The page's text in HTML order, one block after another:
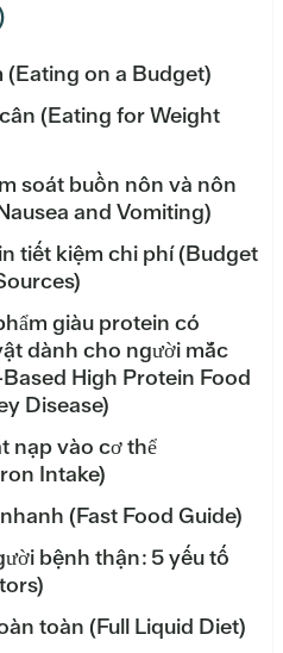
on a Budget)
(Eating for Weight
soát buồn nôn và nôn
and Vomiting)
tiết kiệm chi phí (Budget
giàu protein có
dành cho người mắc
High Protein Food
Disease)
nạp vào cơ thể
Intake)
(Fast Food Guide)
bệnh thận: 5 yếu tố
toàn (Full Liquid Diet)